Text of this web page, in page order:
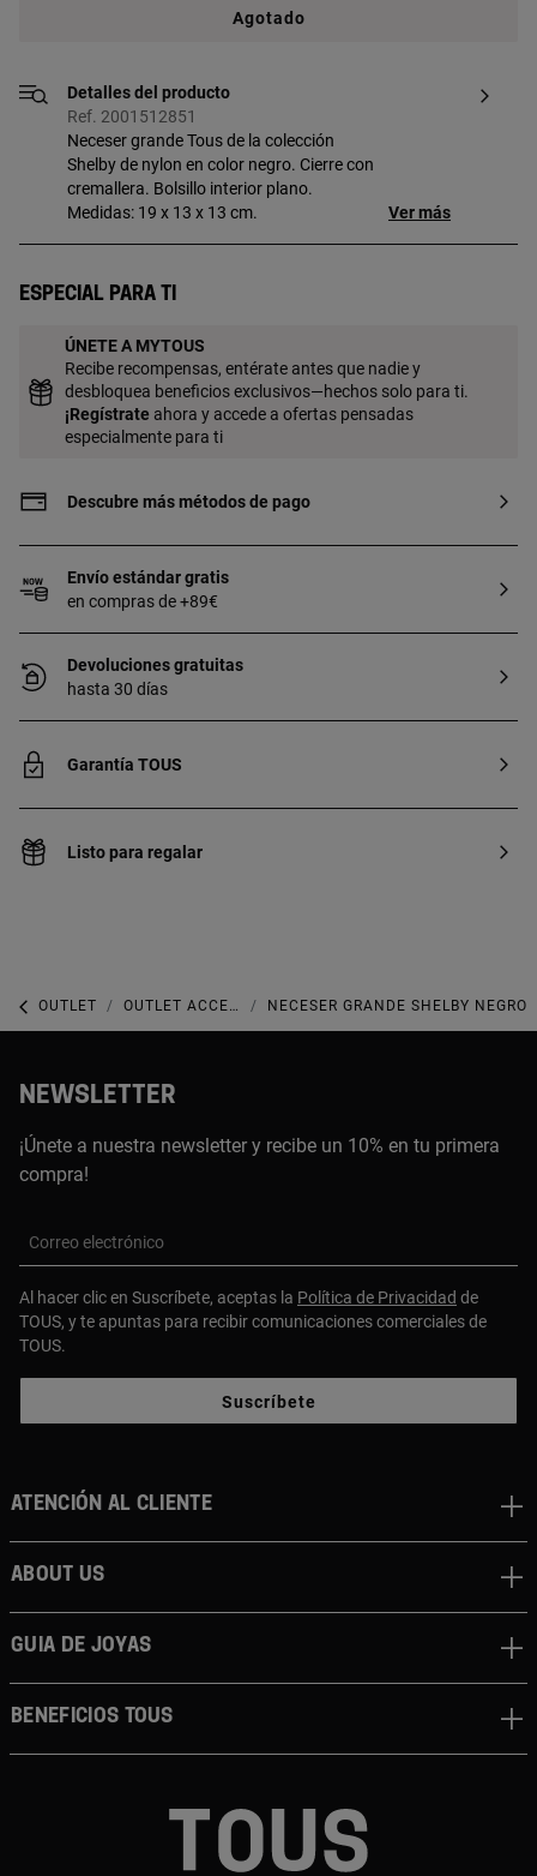
Agotado
Detalles del producto
Ref. 2001512851
Neceser grande Tous de la colección
Shelby de nylon en color negro. Cierre con
cremallera. Bolsillo interior plano.
Medidas: 19 x 13 x 13 cm.
Ver más
Especial para ti
ÚNETE A MYTOUS
Recibe recompensas, entérate antes que nadie y
desbloquea beneficios exclusivos—hechos solo para ti.
¡Regístrate ahora y accede a ofertas pensadas
especialmente para ti
Descubre más métodos de pago
Envío estándar gratis
en compras de +89€
Devoluciones gratuitas
hasta 30 días
Garantía TOUS
Listo para regalar
OUTLET OUTLET ACCESORIOS NECESER GRANDE SHELBY NEGRO
NEWSLETTER
¡Únete a nuestra newsletter y recibe un 10% en tu primera
compra!
Correo electrónico
Al hacer clic en Suscríbete, aceptas la Política de Privacidad de
TOUS, y te apuntas para recibir comunicaciones comerciales de
TOUS.
Suscríbete
Atención al cliente
About us
Guia de joyas
Beneficios TOUS